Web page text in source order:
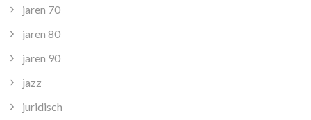
jaren 70
jaren 80
jaren 90
jazz
juridisch